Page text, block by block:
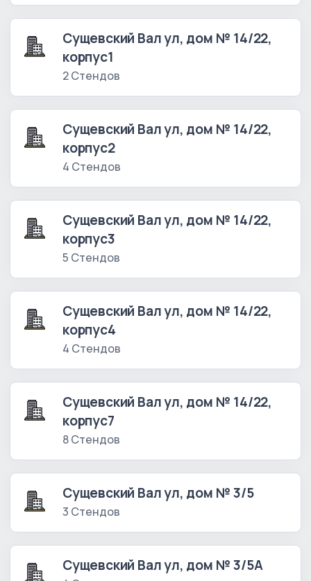
Сущевский Вал ул, дом № 14/22,
корпус1
2 Стендов
Сущевский Вал ул, дом № 14/22,
корпус2
4 Стендов
Сущевский Вал ул, дом № 14/22,
корпус3
5 Стендов
Сущевский Вал ул, дом № 14/22,
корпус4
4 Стендов
Сущевский Вал ул, дом № 14/22,
корпус7
8 Стендов
Сущевский Вал ул, дом № 3/5
3 Стендов
Сущевский Вал ул, дом № 3/5А